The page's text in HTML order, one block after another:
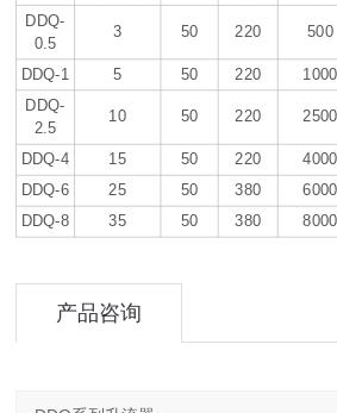
DDQ-
0.5
3 50 220 500
DDQ-1 5 50 220 1000
DDQ-
2.5
10 50 220 2500
DDQ-4 15 50 220 4000
DDQ-6 25 50 380 6000
DDQ-8
35 50 380 8000
产品咨询